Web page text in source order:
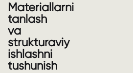
Materiallarni
tanlash
va
strukturaviy
ishlashni
tushunish